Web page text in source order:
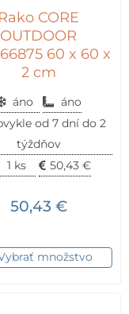
Rako CORE
OUTDOOR
60 x 60 x
2 cm
áno
áno
od 7 dní do 2
týždňov
1 ks
50,43 €
50,43 €
množstvo